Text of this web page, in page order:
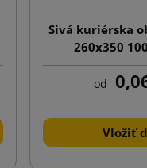
Sivá kuriérska
260x350
od
Vložiť